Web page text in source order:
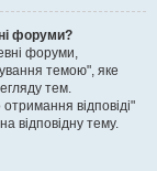
форуми?
форуми,
темою", яке
тем.
відповіді"
відповідну тему.